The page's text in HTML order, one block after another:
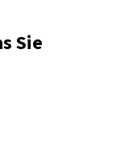
Sie